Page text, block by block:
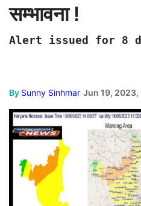
सम्भावना !
Alert issued for 8
By Sunny Sinhmar Jun 19, 2023,